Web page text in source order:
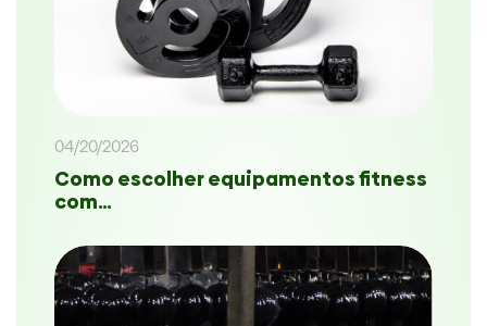
04/20/2026
Como escolher equipamentos fitness
com…